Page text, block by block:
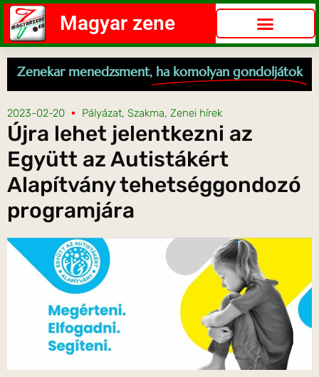
Magyar zene
Zenekar menedzsment, ha komolyan gondoljátok
2023-02-20 Pályázat, Szakma, Zenei hírek
Újra lehet jelentkezni az
Együtt az Autistákért
Alapítvány tehetséggondozó
programjára